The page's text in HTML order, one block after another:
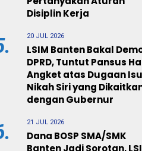
Disiplin Kerja
20 JUL 2026
LSIM Banten Bakal
DPRD, Tuntut Pansus
Angket atas Dugaan Isu
Nikah Siri yang
dengan Gubernur
21 JUL 2026
Dana BOSP SMA/SMK
Banten Jadi Sorotan,